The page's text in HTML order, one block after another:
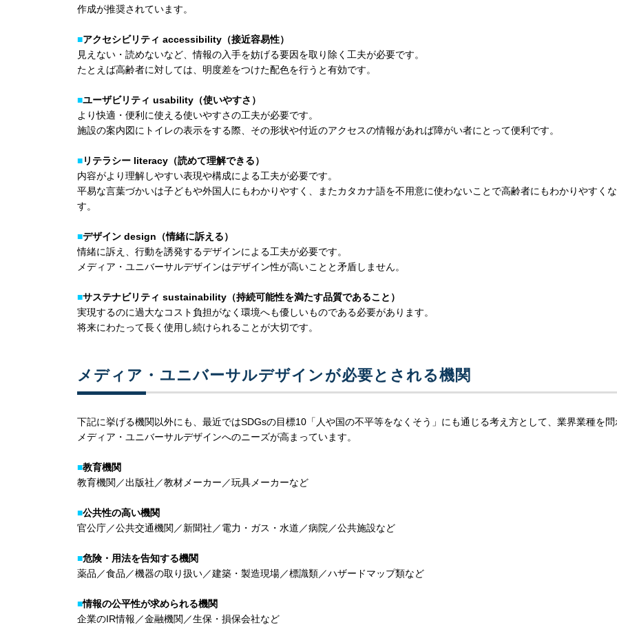
作成が推奨されています。
■アクセシビリティ accessibility（接近容易性）
見えない・読めないなど、情報の入手を妨げる要因を取り除く工夫が必要です。
たとえば高齢者に対しては、明度差をつけた配色を行うと有効です。
■ユーザビリティ usability（使いやすさ）
より快適・便利に使える使いやすさの工夫が必要です。
施設の案内図にトイレの表示をする際、その形状や付近のアクセスの情報があれば障がい者にとって便利です。
■リテラシー literacy（読めて理解できる）
内容がより理解しやすい表現や構成による工夫が必要です。
平易な言葉づかいは子どもや外国人にもわかりやすく、またカタカナ語を不用意に使わないことで高齢者にもわかりやすく
す。
■デザイン design（情緒に訴える）
情緒に訴え、行動を誘発するデザインによる工夫が必要です。
メディア・ユニバーサルデザインはデザイン性が高いことと矛盾しません。
■サステナビリティ sustainability（持続可能性を満たす品質であること）
実現するのに過大なコスト負担がなく環境へも優しいものである必要があります。
将来にわたって長く使用し続けられることが大切です。
メディア・ユニバーサルデザインが必要とされる機関
下記に挙げる機関以外にも、最近ではSDGsの目標10「人や国の不平等をなくそう」にも通じる考え方として、業界業種を問
メディア・ユニバーサルデザインへのニーズが高まっています。
■教育機関
教育機関／出版社／教材メーカー／玩具メーカーなど
■公共性の高い機関
官公庁／公共交通機関／新聞社／電力・ガス・水道／病院／公共施設など
■危険・用法を告知する機関
薬品／食品／機器の取り扱い／建築・製造現場／標識類／ハザードマップ類など
■情報の公平性が求められる機関
企業のIR情報／金融機関／生保・損保会社など